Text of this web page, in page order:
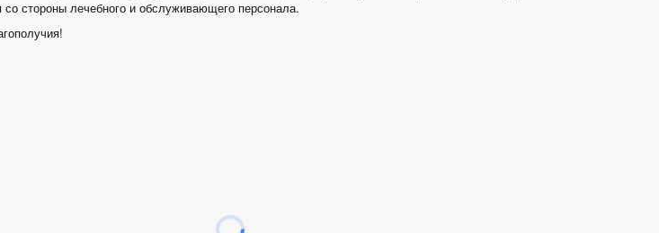
со стороны лечебного и обслуживающего персонала.